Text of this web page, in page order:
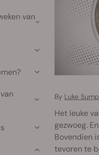
By Luke
Het leuke
gezwoeg.
Bovendien
tevoren te
van